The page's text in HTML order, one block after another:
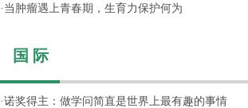
· 当肿瘤遇上青春期，生育力保护何为
国 际
·诺奖得主：做学问简直是世界上最有趣的事情